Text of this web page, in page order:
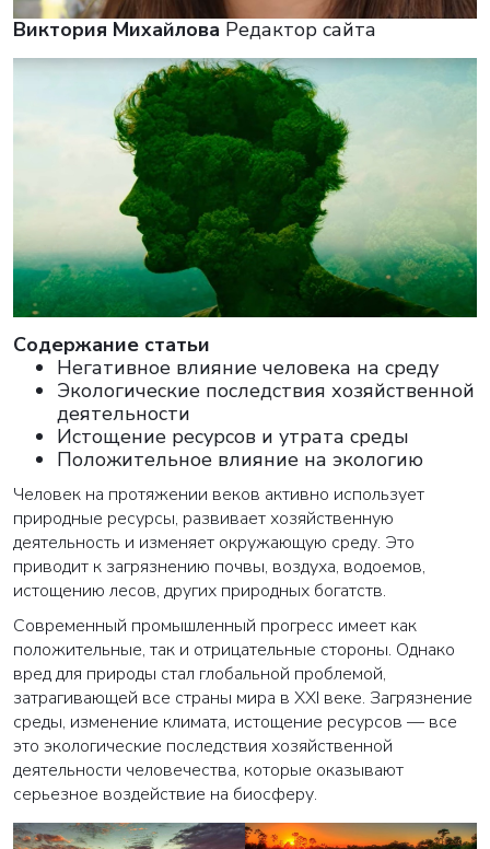
Виктория Михайлова Редактор сайта
Cодержание статьи
Негативное влияние человека на среду
Экологические последствия хозяйственной
деятельности
Истощение ресурсов и утрата среды
Положительное влияние на экологию
Человек на протяжении веков активно использует
природные ресурсы, развивает хозяйственную
деятельность и изменяет окружающую среду. Это
приводит к загрязнению почвы, воздуха, водоемов,
истощению лесов, других природных богатств.
Современный промышленный прогресс имеет как
положительные, так и отрицательные стороны. Однако
вред для природы стал глобальной проблемой,
затрагивающей все страны мира в XXI веке. Загрязнение
среды, изменение климата, истощение ресурсов — все
это экологические последствия хозяйственной
деятельности человечества, которые оказывают
серьезное воздействие на биосферу.